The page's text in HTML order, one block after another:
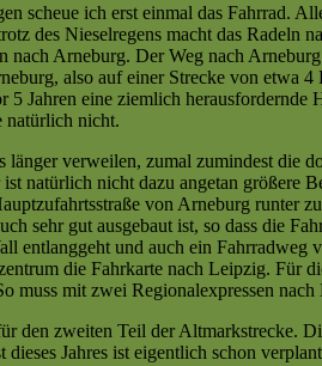
scheue ich erst einmal das Fahrrad.
des Nieselregens macht das Radeln
Arneburg. Der Weg nach
also auf einer Strecke von etwa
5 Jahren eine ziemlich
natürlich nicht.
verweilen, zumal zumindest die
natürlich nicht dazu angetan größere
von Arneburg runter
sehr gut ausgebaut ist, so dass die
entlanggeht und auch ein
die Fahrkarte nach Leipzig. Für
muss mit zwei Regionalexpressen
den zweiten Teil der Altmarkstrecke.
dieses Jahres ist eigentlich schon